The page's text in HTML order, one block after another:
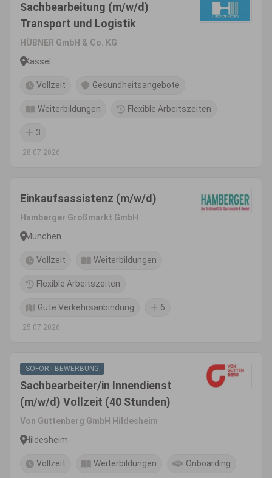
Sachbearbeitung (m/w/d)
Transport und Logistik
HÜBNER GmbH & Co. KG
Kassel
Vollzeit Gesundheitsangebote
Weiterbildungen Flexible Arbeitszeiten
3
28.07.2026
Einkaufsassistenz (m/w/d)
Hamberger Großmarkt GmbH
München
Vollzeit Weiterbildungen
Flexible Arbeitszeiten
Gute Verkehrsanbindung 6
25.07.2026
SOFORTBEWERBUNG
Sachbearbeiter/in Innendienst
(m/w/d) Vollzeit (40 Stunden)
Von Guttenberg GmbH Hildesheim
Hildesheim
Vollzeit Weiterbildungen Onboarding